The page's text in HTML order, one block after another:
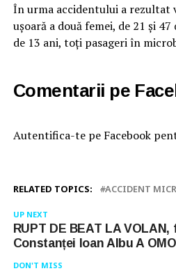
În urma accidentului a rezultat
uşoară a două femei, de 21 şi
de 13 ani, toţi pasageri în
Comentarii pe
Autentifica-te pe Facebook
RELATED TOPICS: ACCIDENT
UP NEXT
RUPT DE BEAT LA
Constanței Ioan Albu A
DON'T MISS